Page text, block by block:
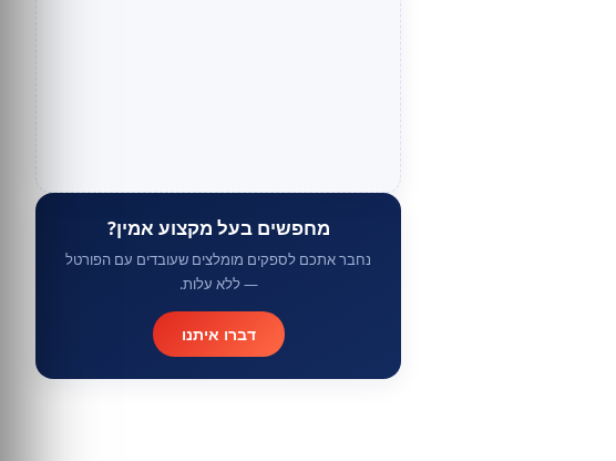
מחפשים בעל מקצוע אמין?
נחבר אתכם לספקים מומלצים שעובדים עם הפורטל
— ללא עלות.
דברו איתנו